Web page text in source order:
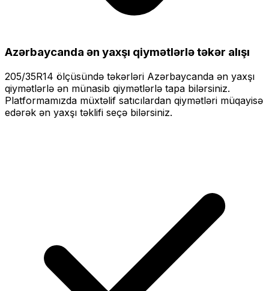
Azərbaycanda ən yaxşı qiymətlərlətəkər alışı
205/35R14 ölçüsündə təkərləri Azərbaycanda ən yaxşı
qiymətlərlə ən münasib qiymətlərlə tapa bilərsiniz.
Platformamızda müxtəlif satıcılardan qiymətləri müqayisə
edərək ən yaxşı təklifi seçə bilərsiniz.